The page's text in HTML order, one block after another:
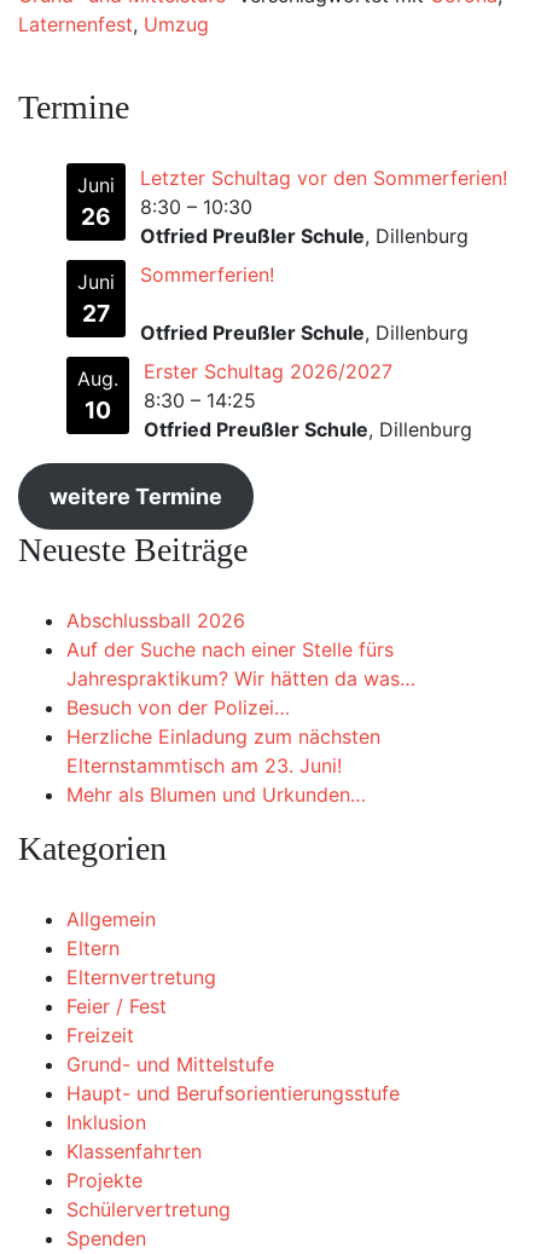
Laternenfest, Umzug
Termine
Juni
26
Letzter Schultag vor den Sommerferien!
8:30 – 10:30
Otfried Preußler Schule, Dillenburg
Juni
27
Sommerferien!
Otfried Preußler Schule, Dillenburg
Aug.
10
Erster Schultag 2026/2027
8:30 – 14:25
Otfried Preußler Schule, Dillenburg
weitere Termine
Neueste Beiträge
Abschlussball 2026
Auf der Suche nach einer Stelle fürs
Jahrespraktikum? Wir hätten da was…
Besuch von der Polizei…
Herzliche Einladung zum nächsten
Elternstammtisch am 23. Juni!
Mehr als Blumen und Urkunden…
Kategorien
Allgemein
Eltern
Elternvertretung
Feier / Fest
Freizeit
Grund- und Mittelstufe
Haupt- und Berufsorientierungsstufe
Inklusion
Klassenfahrten
Projekte
Schülervertretung
Spenden